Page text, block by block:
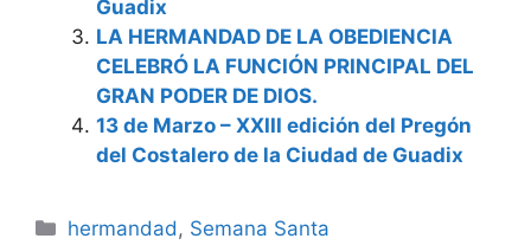
Guadix
LA HERMANDAD DE LA OBEDIENCIA
CELEBRÓ LA FUNCIÓN PRINCIPAL DEL
GRAN PODER DE DIOS.
13 de Marzo – XXIII edición del Pregón
del Costalero de la Ciudad de Guadix
Categorías
hermandad , Semana Santa